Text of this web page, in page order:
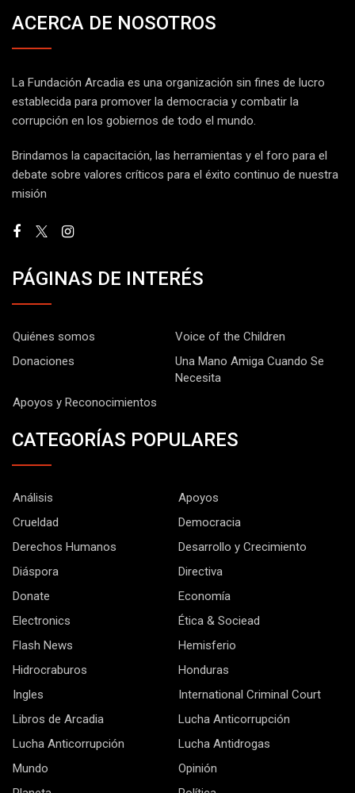
ACERCA DE NOSOTROS
La Fundación Arcadia es una organización sin fines de lucro
establecida para promover la democracia y combatir la
corrupción en los gobiernos de todo el mundo.
Brindamos la capacitación, las herramientas y el foro para el
debate sobre valores críticos para el éxito continuo de nuestra
misión
PÁGINAS DE INTERÉS
Quiénes somos
Voice of the Children
Donaciones
Una Mano Amiga Cuando Se
Necesita
Apoyos y Reconocimientos
CATEGORÍAS POPULARES
Análisis
Apoyos
Crueldad
Democracia
Derechos Humanos
Desarrollo y Crecimiento
Diáspora
Directiva
Donate
Economía
Electronics
Ética & Sociead
Flash News
Hemisferio
Hidrocraburos
Honduras
Ingles
International Criminal Court
Libros de Arcadia
Lucha Anticorrupción
Lucha Anticorrupción
Lucha Antidrogas
Mundo
Opinión